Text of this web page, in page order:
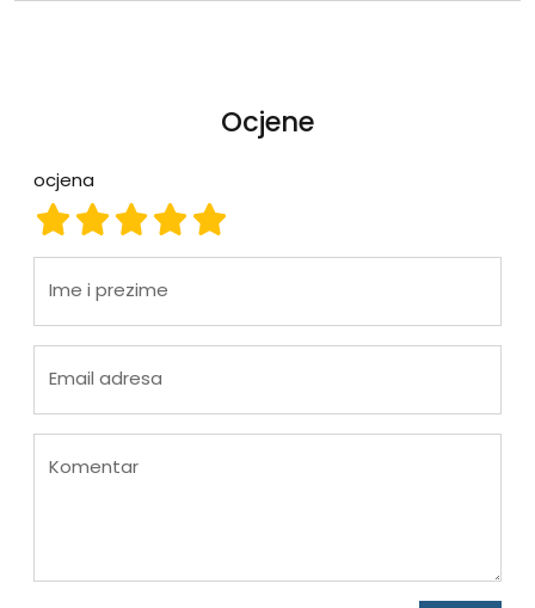
Ocjene
ocjena
ocjena 5
ocjena 4
ocjena 3
ocjena 2
ocjena 1
Ime i prezime
Email adresa
Komentar